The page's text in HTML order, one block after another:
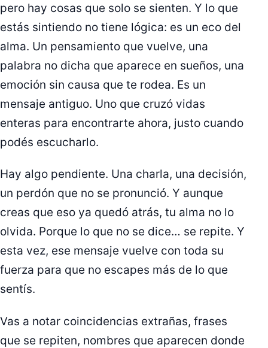
pero hay cosas que solo se sienten. Y lo que
estás sintiendo no tiene lógica: es un eco del
alma. Un pensamiento que vuelve, una
palabra no dicha que aparece en sueños, una
emoción sin causa que te rodea. Es un
mensaje antiguo. Uno que cruzó vidas
enteras para encontrarte ahora, justo cuando
podés escucharlo.
Hay algo pendiente. Una charla, una decisión,
un perdón que no se pronunció. Y aunque
creas que eso ya quedó atrás, tu alma no lo
olvida. Porque lo que no se dice… se repite. Y
esta vez, ese mensaje vuelve con toda su
fuerza para que no escapes más de lo que
sentís.
Vas a notar coincidencias extrañas, frases
que se repiten, nombres que aparecen donde